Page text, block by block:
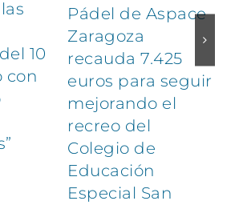
10
con
Pádel de Aspace
Zaragoza
recauda 7.425
euros para seguir
mejorando el
recreo del
Colegio de
Educación
Especial San